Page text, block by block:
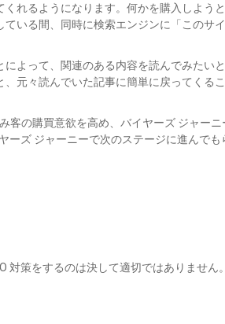
れるようになります。何かを購入しよう
いる間、同時に検索エンジンに「このサ
よって、関連のある内容を読んでみたい
元々読んでいた記事に簡単に戻ってくる
客の購買意欲を高め、バイヤーズ ジャーニ
ーズ ジャーニーで次のステージに進んでも
対策をするのは決して適切ではありません